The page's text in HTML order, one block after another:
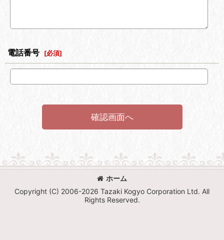
電話番号 [必須]
確認画面へ
ホーム
Copyright (C) 2006-2026 Tazaki Kogyo Corporation Ltd. All
Rights Reserved.